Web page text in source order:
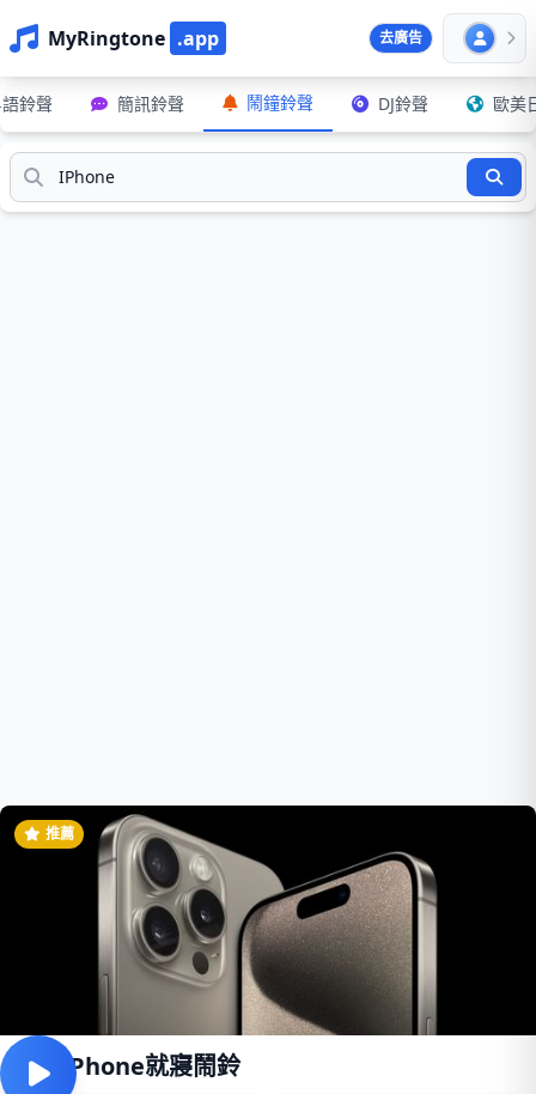
MyRingtone .app 去廣告
鈴聲 簡訊鈴聲 鬧鐘鈴聲 DJ鈴聲 歐美
推薦
鳥鳴iPhone就寢鬧鈴